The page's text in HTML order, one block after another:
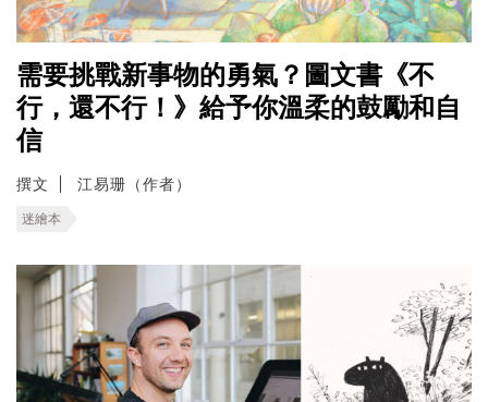
需要挑戰新事物的勇氣？圖文書《不
行，還不行！》給予你溫柔的鼓勵和自
信
撰文 江易珊（作者）
迷繪本